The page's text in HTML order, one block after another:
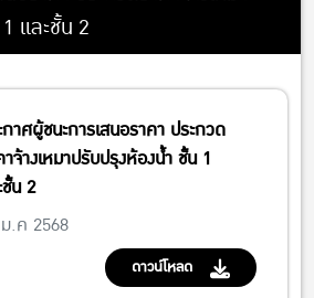
และชั้น 2
กาศผู้ชนะการเสนอราคา ประกวด
จ้างเหมาปรับปรุงห้องน้ำ ชั้น 1
น 2
.ค 2568
ดาวน์โหลด